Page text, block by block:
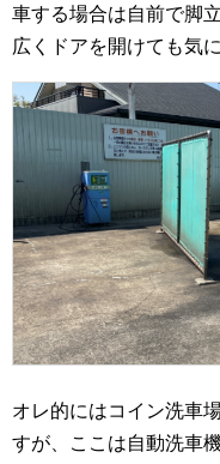
車する場合は自前で脚
広くドアを開けても気
オレ的にはコイン洗車
すが、ここは自動洗車